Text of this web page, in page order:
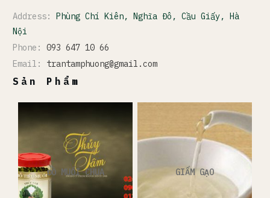
Address: Phùng Chí Kiên, Nghĩa Đô, Cầu Giấy, Hà
Nội
Phone: 093 647 10 66
Email: trantamphuong@gmail.com
Sản Phẩm
ĐỒ MUỐI CHUA GIẤM GẠO